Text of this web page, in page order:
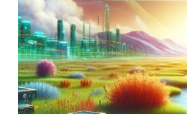
シ
ョ
ン